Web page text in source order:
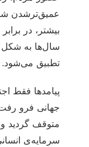
عمیق‌ترشدن
بیشتر، در
سال‌ها به شکل
تطبیق می‌شود.
پیامدها فقط
جهانی فرو
متوقف گردید
سرمایه‌ی